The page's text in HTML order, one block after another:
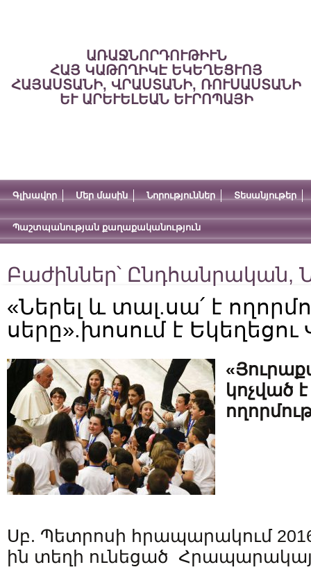
ԱՌԱՋՆՈՐԴՈՒԹԻՒՆ
ՀԱՅ ԿԱԹՈՂԻԿԷ ԵԿԵՂԵՑՒՈՅ
ՀԱՅԱՍՏԱՆԻ, ՎՐԱՍՏԱՆԻ, ՌՈՒՍԱՍՏԱՆԻ
ԵՒ ԱՐԵՒԵԼԵԱՆ ԵՒՐՈՊԱՅԻ
Գլխավոր Մեր մասին Նորություններ Տեսանյութեր
Պաշտպանության քաղաքականություն
Բաժիններ՝ Ընդհանրական,
«Ներել և տալ.սա՛ է
սերը».խոսում է Եկեղեցու
կոչված է
Սբ. Պետրոսի հրապարակում
ին տեղի ունեցած